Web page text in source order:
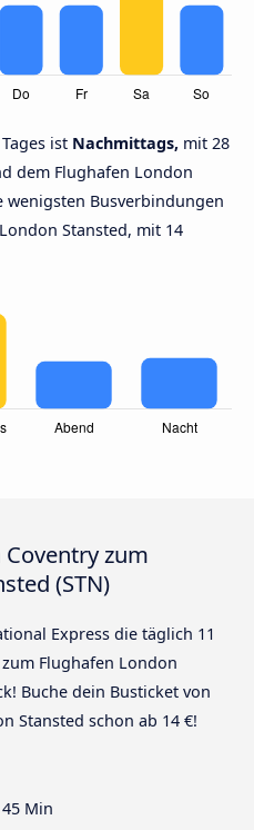
ist Nachmittags, mit 28
dem Flughafen London
wenigsten Busverbindungen
Stansted, mit 14
zum
(STN)
Express die täglich 11
Flughafen London
Buche dein Busticket von
Stansted schon ab 14 €!
Min